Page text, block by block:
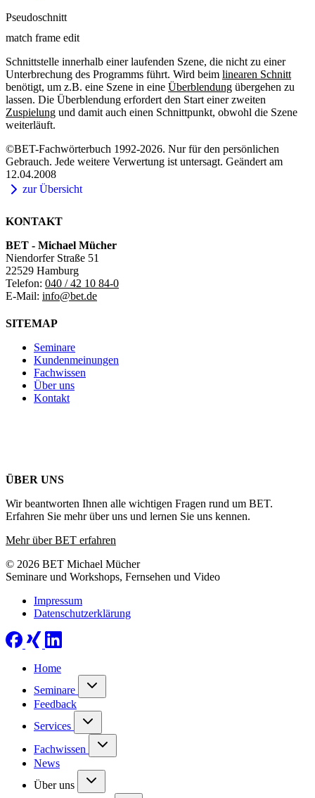
Pseudoschnitt
match frame edit
Schnittstelle innerhalb einer laufenden Szene, die nicht zu einer
Unterbrechung des Programms führt. Wird beim linearen Schnitt
benötigt, um z.B. eine Szene in eine Überblendung übergehen zu
lassen. Die Überblendung erfordert den Start einer zweiten
Zuspielung und damit auch einen Schnittpunkt, obwohl die Szene
weiterläuft.
©BET-Fachwörterbuch 1992-2026. Nur für den persönlichen
Gebrauch. Jede weitere Verwertung ist untersagt. Geändert am
12.04.2008
zur Übersicht
KONTAKT
BET - Michael Mücher
Niendorfer Straße 51
22529 Hamburg
Telefon: 040 / 42 10 84-0
E-Mail: info@bet.de
SITEMAP
Seminare
Kundenmeinungen
Fachwissen
Über uns
Kontakt
ÜBER UNS
Wir beantworten Ihnen alle wichtigen Fragen rund um BET.
Erfahren Sie mehr über uns und lernen Sie uns kennen.
Mehr über BET erfahren
© 2026 BET Michael Mücher
Seminare und Workshops, Fernsehen und Video
Impressum
Datenschutzerklärung
Home
Seminare
Feedback
Services
Fachwissen
News
Über uns